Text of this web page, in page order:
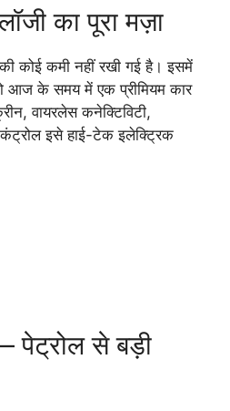
का पूरा मज़ा
कोई कमी नहीं रखी गई है। इसमें
आज के समय में एक प्रीमियम कार
वायरलेस कनेक्टिविटी,
कंट्रोल इसे हाई-टेक इलेक्ट्रिक
से बड़ी